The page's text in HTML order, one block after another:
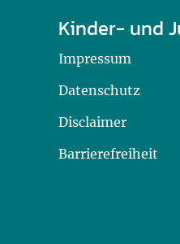
Kinder- und
Impressum
Datenschutz
Disclaimer
Barrierefreiheit